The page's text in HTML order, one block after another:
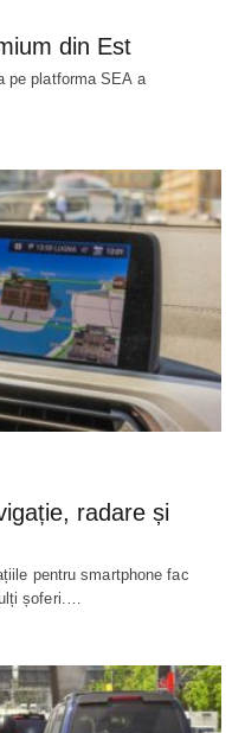
din Est
pe platforma SEA a
radare și
pentru smartphone fac
șoferi.…